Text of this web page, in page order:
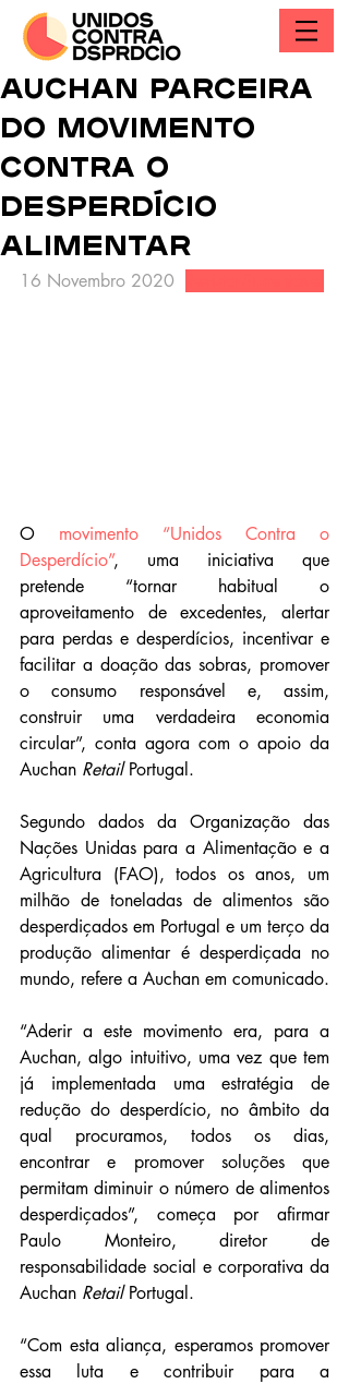
Auchan parceira
do movimento
contra o
desperdício
alimentar
16 Novembro 2020
O movimento “Unidos Contra o
Desperdício”, uma iniciativa que
pretende “tornar habitual o
aproveitamento de excedentes, alertar
para perdas e desperdícios, incentivar e
facilitar a doação das sobras, promover
o consumo responsável e, assim,
construir uma verdadeira economia
circular”, conta agora com o apoio da
Auchan Retail Portugal.
Segundo dados da Organização das
Nações Unidas para a Alimentação e a
Agricultura (FAO), todos os anos, um
milhão de toneladas de alimentos são
desperdiçados em Portugal e um terço da
produção alimentar é desperdiçada no
mundo, refere a Auchan em comunicado.
“Aderir a este movimento era, para a
Auchan, algo intuitivo, uma vez que tem
já implementada uma estratégia de
redução do desperdício, no âmbito da
qual procuramos, todos os dias,
encontrar e promover soluções que
permitam diminuir o número de alimentos
desperdiçados”, começa por afirmar
Paulo Monteiro, diretor de
responsabilidade social e corporativa da
Auchan Retail Portugal.
“Com esta aliança, esperamos promover
essa luta e contribuir para a